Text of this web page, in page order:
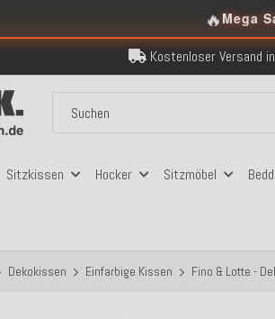
🔥Mega
Kostenloser Versand
Über 120.000
Sicher
Sitzkissen Hocker Sitzmöbel
Dekokissen Einfarbige Kissen Fino & Lotte -